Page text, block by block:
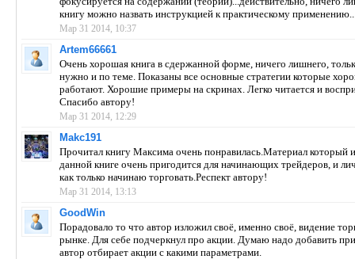
книгу можно назвать инструкцией к практическому
Мар 31 2014, 10:37
Artem66661
Очень хорошая книга в сдержанной форме, ничего лишнего,
нужно и по теме. Показаны все основные стратегии которые
работают. Хорошие примеры на скринах. Легко читается и
Спасибо автору!
Мар 31 2014, 12:29
Makc191
Прочитал книгу Максима очень понравилась.Материал который
данной книге очень пригодится для начинающих трейдеров, и
как только начинаю торговать.Респект автору!
Мар 31 2014, 13:13
GoodWin
Порадовало то что автор изложил своё, именно своё, видение
рынке. Для себе подчеркнул про акции. Думаю надо добавить
автор отбирает акции с какими параметрами.